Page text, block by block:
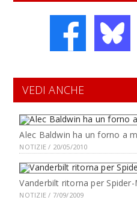
VEDI ANCHE
Alec Baldwin ha un forno a
NOTIZIE / 20/05/2010
Vanderbilt ritorna per Spider-
NOTIZIE / 7/09/2009